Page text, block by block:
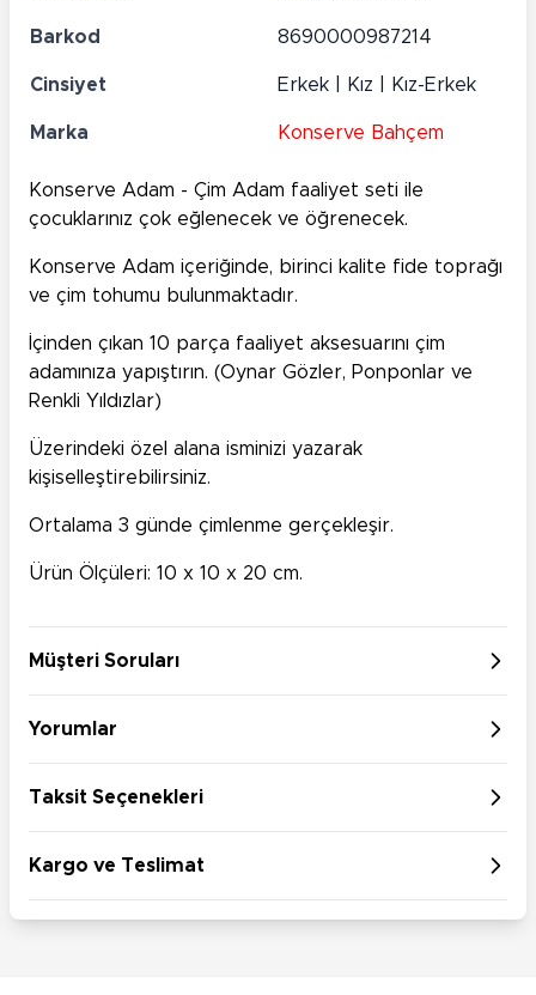
Barkod 8690000987214
Cinsiyet Erkek | Kız | Kız-Erkek
Marka Konserve Bahçem
Konserve Adam - Çim Adam faaliyet seti ile
çocuklarınız çok eğlenecek ve öğrenecek.
Konserve Adam içeriğinde, birinci kalite fide toprağı
ve çim tohumu bulunmaktadır.
İçinden çıkan 10 parça faaliyet aksesuarını çim
adamınıza yapıştırın. (Oynar Gözler, Ponponlar ve
Renkli Yıldızlar)
Üzerindeki özel alana isminizi yazarak
kişiselleştirebilirsiniz.
Ortalama 3 günde çimlenme gerçekleşir.
Ürün Ölçüleri: 10 x 10 x 20 cm.
Müşteri Soruları
Yorumlar
Taksit Seçenekleri
Kargo ve Teslimat